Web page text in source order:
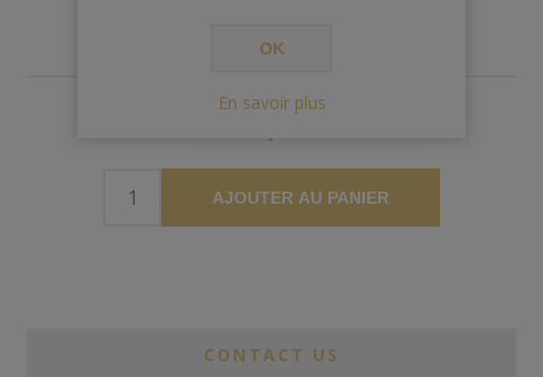
€7,50
AJOUTER AU PANIER
CONTACT US
OK
En savoir plus